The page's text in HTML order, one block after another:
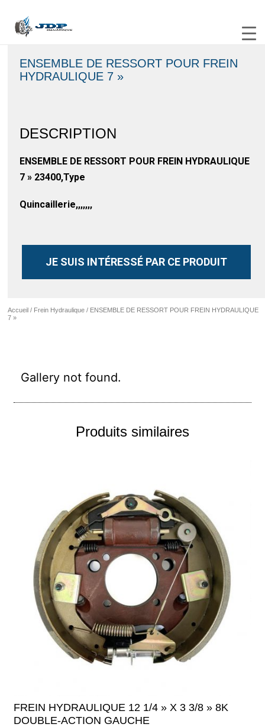
Accueil / Frein Hydraulique / ENSEMBLE DE RESSORT POUR FREIN HYDRAULIQUE
7 »
Gallery not found.
ENSEMBLE DE RESSORT POUR FREIN
HYDRAULIQUE 7 »
DESCRIPTION
ENSEMBLE DE RESSORT POUR FREIN HYDRAULIQUE
7 » 23400,Type
Quincaillerie,,,,,,,
JE SUIS INTÉRESSÉ PAR CE PRODUIT
Produits similaires
FREIN HYDRAULIQUE 12 1/4 » X 3 3/8 » 8K
DOUBLE-ACTION GAUCHE